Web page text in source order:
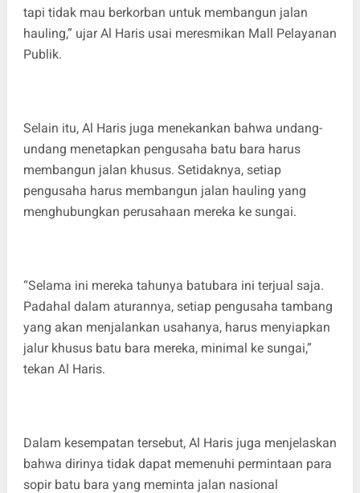
tapi tidak mau berkorban untuk membangun jalan
hauling,” ujar Al Haris usai meresmikan Mall Pelayanan
Publik.
Selain itu, Al Haris juga menekankan bahwa undang-
undang menetapkan pengusaha batu bara harus
membangun jalan khusus. Setidaknya, setiap
pengusaha harus membangun jalan hauling yang
menghubungkan perusahaan mereka ke sungai.
“Selama ini mereka tahunya batubara ini terjual saja.
Padahal dalam aturannya, setiap pengusaha tambang
yang akan menjalankan usahanya, harus menyiapkan
jalur khusus batu bara mereka, minimal ke sungai,”
tekan Al Haris.
Dalam kesempatan tersebut, Al Haris juga menjelaskan
bahwa dirinya tidak dapat memenuhi permintaan para
sopir batu bara yang meminta jalan nasional